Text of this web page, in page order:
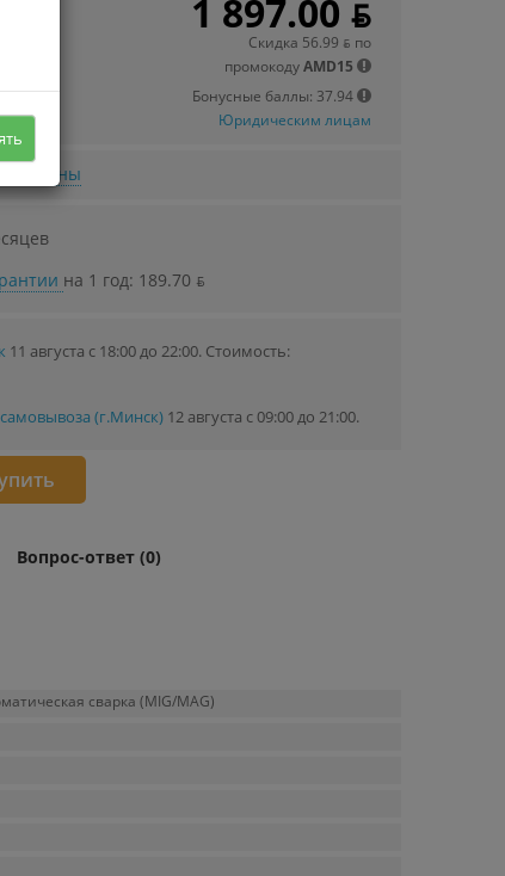
1 897.00 ƃ
Скидка 56.99 ƃ по
промокодуAMD15
Бонусные баллы: 37.94
Юридическим лицам
цены
на 1 год: 189.70 ƃ
11 августа с 18:00 до 22:00. Стоимость:
(г.Минск)12 августа с 09:00 до 21:00.
Вопрос-ответ (0)
сварка (MIG/MAG)